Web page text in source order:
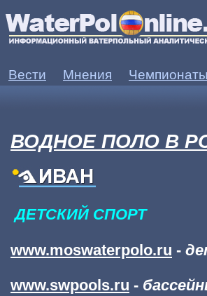
Вести Мнения Чемпионаты
ВОДНОЕ ПОЛО В
ДЕТСКИЙ СПОРТ
www.moswaterpolo.ru -
www.swpools.ru -